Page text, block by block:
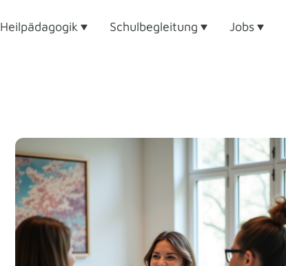
Heilpädagogik Schulbegleitung Jobs